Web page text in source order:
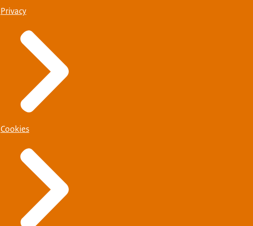
Privacy
Cookies